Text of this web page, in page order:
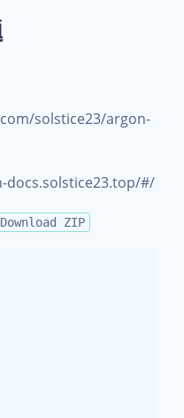
solstice23/argon-
docs.solstice23.top/#/
ZIP